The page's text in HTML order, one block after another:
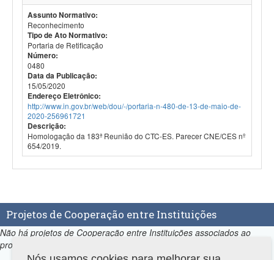
Assunto Normativo:
Reconhecimento
Tipo de Ato Normativo:
Portaria de Retificação
Número:
0480
Data da Publicação:
15/05/2020
Endereço Eletrônico:
http://www.in.gov.br/web/dou/-/portaria-n-480-de-13-de-maio-de-
2020-256961721
Descrição:
Homologação da 183ª Reunião do CTC-ES. Parecer CNE/CES nº
654/2019.
Projetos de Cooperação entre Instituições
Não há projetos de Cooperação entre Instituições associados ao
programa.